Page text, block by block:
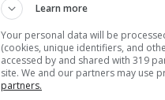
Learn more
Your personal data will be
(cookies, unique identifiers, and
accessed by and shared with 319
site. We and our partners may use
partners.